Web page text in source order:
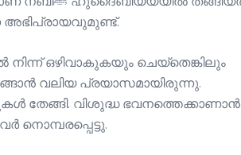
നിന്ന് ഒഴിവാകുകയും ചെയ്തെങ്കിലും
വലിയ പ്രയാസമായിരുന്നു.
തേങ്ങി. വിശുദ്ധ ഭവനത്തെക്കാണാൻ
നൊമ്പരപ്പെട്ടു.